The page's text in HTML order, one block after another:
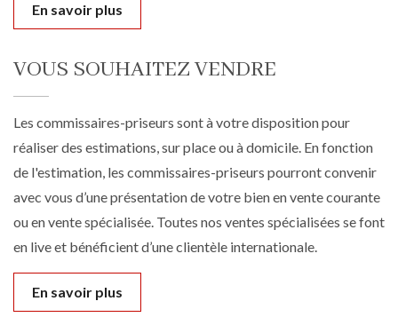
En savoir plus
VOUS SOUHAITEZ VENDRE
Les commissaires-priseurs sont à votre disposition pour
réaliser des estimations, sur place ou à domicile. En fonction
de l'estimation, les commissaires-priseurs pourront convenir
avec vous d’une présentation de votre bien en vente courante
ou en vente spécialisée. Toutes nos ventes spécialisées se font
en live et bénéficient d’une clientèle internationale.
En savoir plus